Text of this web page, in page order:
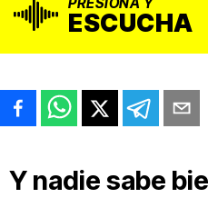
ESCUCHA
Y nadie sabe